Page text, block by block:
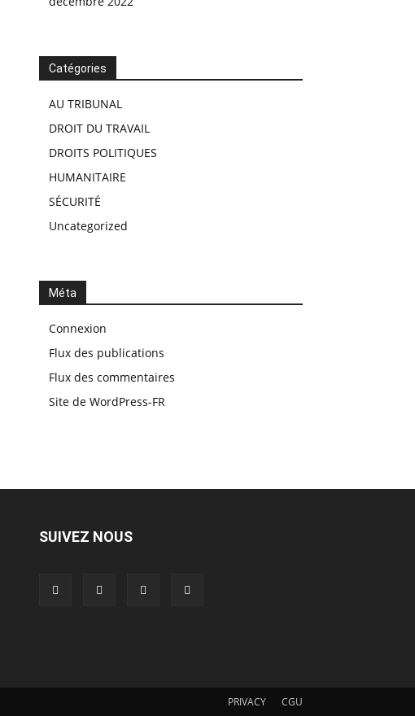
Catégories
AU TRIBUNAL
DROIT DU TRAVAIL
DROITS POLITIQUES
HUMANITAIRE
SÉCURITÉ
Uncategorized
Méta
Connexion
Flux des publications
Flux des commentaires
Site de WordPress-FR
SUIVEZ NOUS
PRIVACY CGU